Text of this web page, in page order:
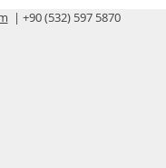
| +90 (532) 597 5870